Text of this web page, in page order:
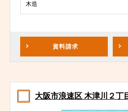
木造
資料請求
大阪市浪速区 木津川２丁